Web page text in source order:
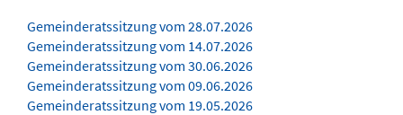
Gemeinderatssitzung vom 28.07.2026
Gemeinderatssitzung vom 14.07.2026
Gemeinderatssitzung vom 30.06.2026
Gemeinderatssitzung vom 09.06.2026
Gemeinderatssitzung vom 19.05.2026